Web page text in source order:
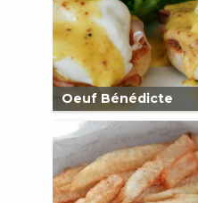
Oeuf Bénédicte